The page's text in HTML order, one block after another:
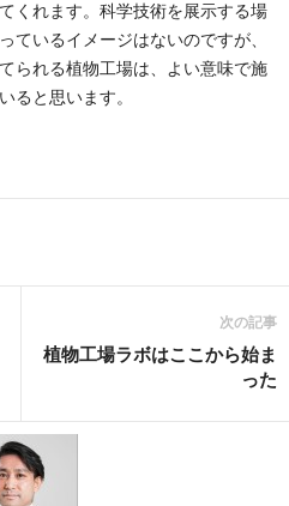
くれます。科学技術を展示する場
ているイメージはないのですが、
られる植物工場は、よい意味で施
ると思います。
次の記事
植物工場ラボはここから始ま
った